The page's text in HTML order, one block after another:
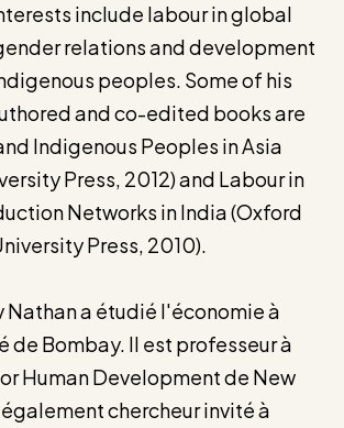
include labour in global
relations and development
peoples. Some of his
and co-edited books are
Indigenous Peoples in Asia
Press, 2012) and Labour in
Networks in India (Oxford
Press, 2010).
Nathan a étudié l'économie à
de Bombay. Il est professeur à
Human Development de New
chercheur invité à